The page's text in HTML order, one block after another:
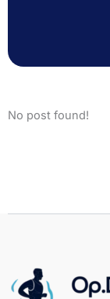
No post found!